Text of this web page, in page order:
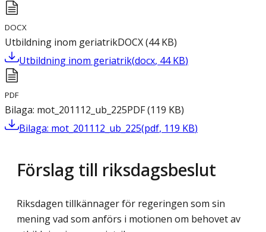
DOCX
Utbildning inom geriatrikDOCX(44 KB)
Utbildning inom geriatrik(docx, 44 KB)
PDF
Bilaga: mot_201112_ub_225PDF(119 KB)
Bilaga: mot_201112_ub_225(pdf, 119 KB)
Förslag till riksdagsbeslut
Riksdagen tillkännager för regeringen som sin
mening vad som anförs i motionen om behovet av